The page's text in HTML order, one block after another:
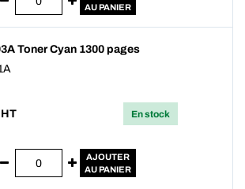
AU PANIER
Toner Cyan 1300 pages
En stock
AJOUTER
AU PANIER